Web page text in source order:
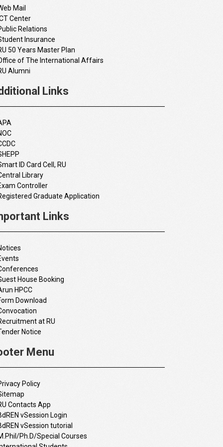
Mail
Center
Relations
Insurance
50 Years Master Plan
of The International Affairs
Alumni
Links
ID Card Cell, RU
Library
Controller
Graduate Application
Links
House Booking
HPCC
Download
at RU
Notice
Menu
Policy
Contacts App
vSession Login
vSession tutorial
Ph.D/Special Courses